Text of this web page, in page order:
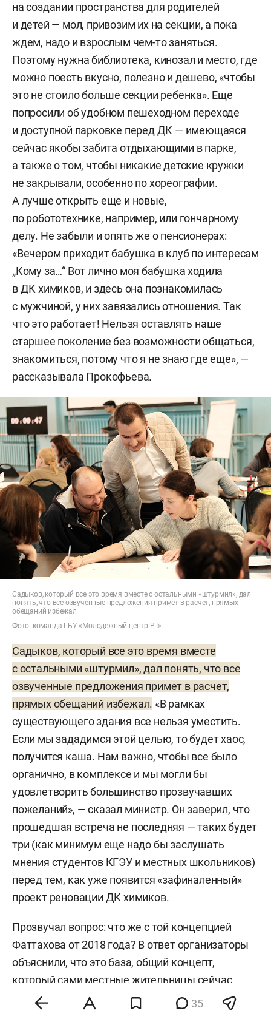
на создании пространства для родителей
и детей — мол, привозим их на секции, а пока
ждем, надо и взрослым чем-то заняться.
Поэтому нужна библиотека, кинозал и место, где
можно поесть вкусно, полезно и дешево, «чтобы
это не стоило больше секции ребенка». Еще
попросили об удобном пешеходном переходе
и доступной парковке перед ДК — имеющаяся
сейчас якобы забита отдыхающими в парке,
а также о том, чтобы никакие детские кружки
не закрывали, особенно по хореографии.
А лучше открыть еще и новые,
по робототехнике, например, или гончарному
делу. Не забыли и опять же о пенсионерах:
«Вечером приходит бабушка в клуб по интересам
„Кому за…“ Вот лично моя бабушка ходила
в ДК химиков, и здесь она познакомилась
с мужчиной, у них завязались отношения. Так
что это работает! Нельзя оставлять наше
старшее поколение без возможности общаться,
знакомиться, потому что я не знаю где еще», —
рассказывала Прокофьева.
Садыков, который все это время вместе с остальными «штурмил», дал
понять, что все озвученные предложения примет в расчет, прямых
обещаний избежал
Фото: команда ГБУ «Молодежный центр РТ»
Садыков, который все это время вместе
с остальными «штурмил», дал понять, что все
озвученные предложения примет в расчет,
прямых обещаний избежал. «В рамках
существующего здания все нельзя уместить.
Если мы зададимся этой целью, то будет хаос,
получится каша. Нам важно, чтобы все было
органично, в комплексе и мы могли бы
удовлетворить большинство прозвучавших
пожеланий», — сказал министр. Он заверил, что
прошедшая встреча не последняя — таких будет
три (как минимум еще надо бы заслушать
мнения студентов КГЭУ и местных школьников)
перед тем, как уже появится «зафиналенный»
проект реновации ДК химиков.
Прозвучал вопрос: что же с той концепцией
Фаттахова от 2018 года? В ответ организаторы
объяснили, что это база, общий концепт,
который сами местные жительницы сейчас
уточняют и разбавляют.
35